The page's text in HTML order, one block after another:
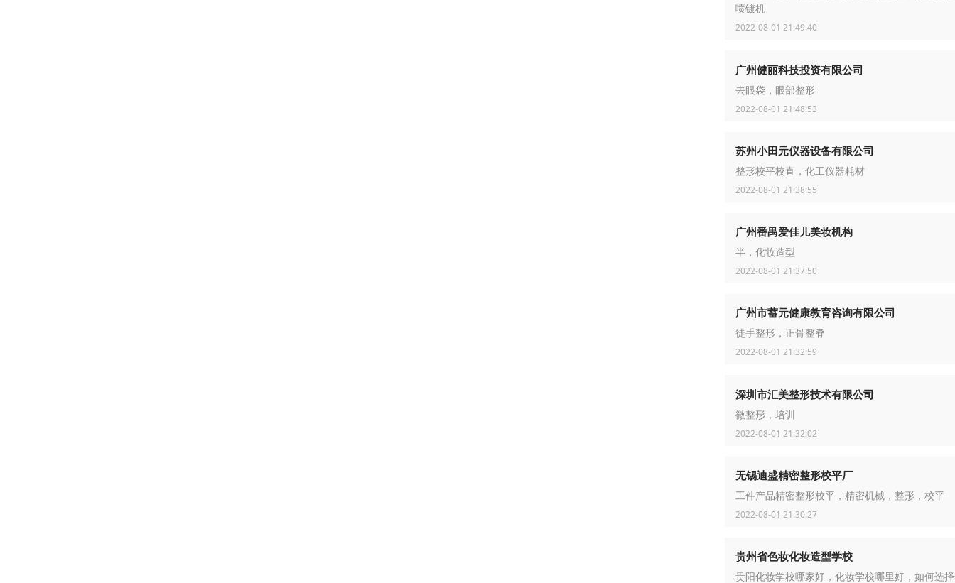
喷镀机
2022-08-01 21:49:40
广州健丽科技投资有限公司
去眼袋，眼部整形
2022-08-01 21:48:53
苏州小田元仪器设备有限公司
整形校平校直，化工仪器耗材
2022-08-01 21:38:55
广州番禺爱佳儿美妆机构
半，化妆造型
2022-08-01 21:37:50
广州市蓄元健康教育咨询有限公司
徒手整形，正骨整脊
2022-08-01 21:32:59
深圳市汇美整形技术有限公司
微整形，培训
2022-08-01 21:32:02
无锡迪盛精密整形校平厂
工件产品精密整形校平，精密机械，整形，校平
2022-08-01 21:30:27
贵州省色妆化妆造型学校
贵阳化妆学校哪家好，化妆学校哪里好，如何选